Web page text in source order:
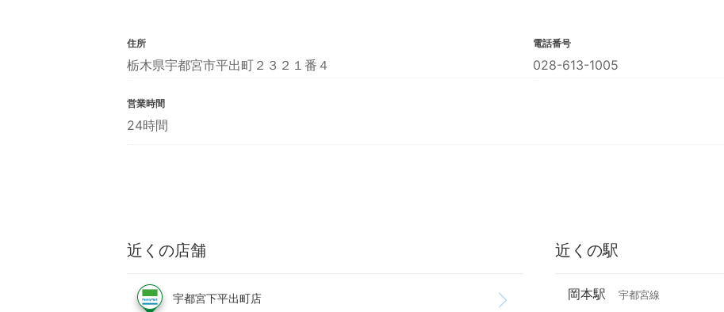
住所
栃木県宇都宮市平出町２３２１番４
電話番号
028-613-1005
営業時間
24時間
近くの店舗
宇都宮下平出町店
近くの駅
岡本駅 宇都宮線